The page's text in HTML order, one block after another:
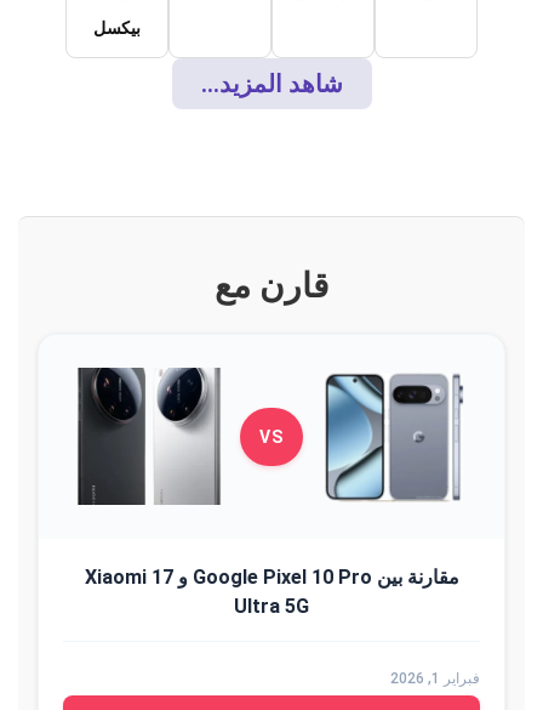
بيكسل
شاهد المزيد...
قارن مع
VS
مقارنة بين Google Pixel 10 Pro و Xiaomi 17
Ultra 5G
فبراير 1, 2026